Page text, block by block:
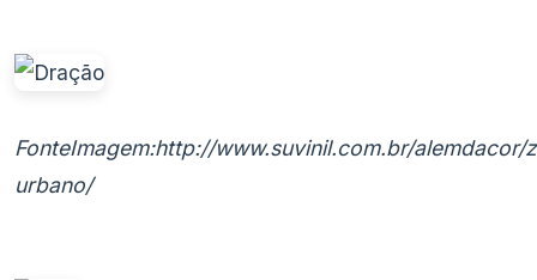
FonteImagem:http://www.suvinil.com.br/alemdacor/
urbano/